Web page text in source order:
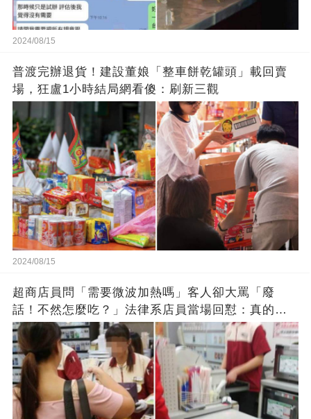
2024/08/15
普渡完辦退貨！建設董娘「整車餅乾罐頭」載回賣
場，狂盧1小時結局網看傻：刷新三觀
2024/08/15
超商店員問「需要微波加熱嗎」客人卻大罵「廢
話！不然怎麼吃？」法律系店員當場回懟：真的大
快人心